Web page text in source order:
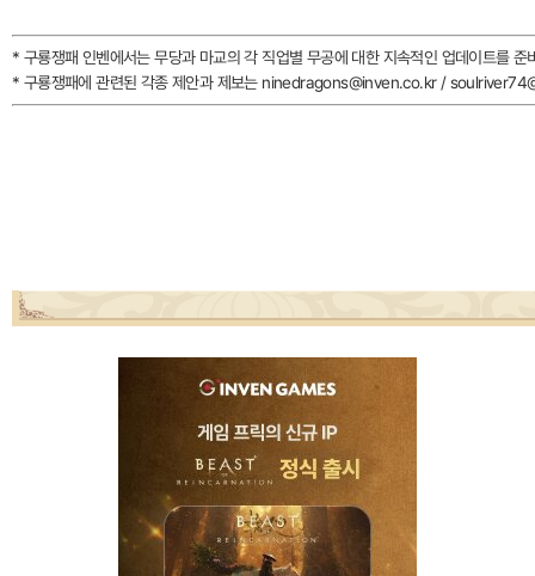
* 구룡쟁패 인벤에서는 무당과 마교의 각 직업별 무공에 대한 지속적인 업데이트를 준
* 구룡쟁패에 관련된 각종 제안과 제보는 ninedragons@inven.co.kr /